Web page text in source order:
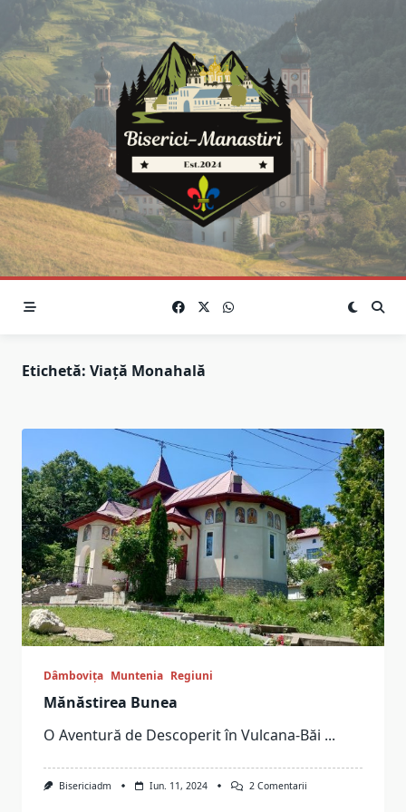
content
Etichetă: Viață Monahală
Dâmbovița Muntenia Regiuni
Mănăstirea Bunea
O Aventură de Descoperit în Vulcana-Băi ...
Bisericiadm Iun. 11, 2024 2 Comentarii